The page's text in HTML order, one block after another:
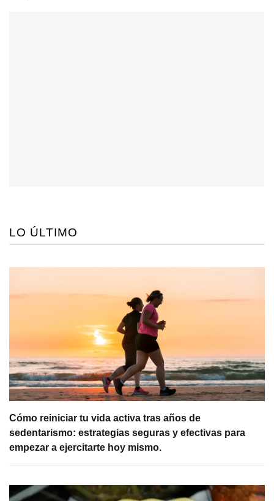
LO ÚLTIMO
Cómo reiniciar tu vida activa tras años de
sedentarismo: estrategias seguras y efectivas para
empezar a ejercitarte hoy mismo.